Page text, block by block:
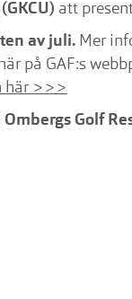
att
av juli. Mer
på GAF:s
här >>>
Golf